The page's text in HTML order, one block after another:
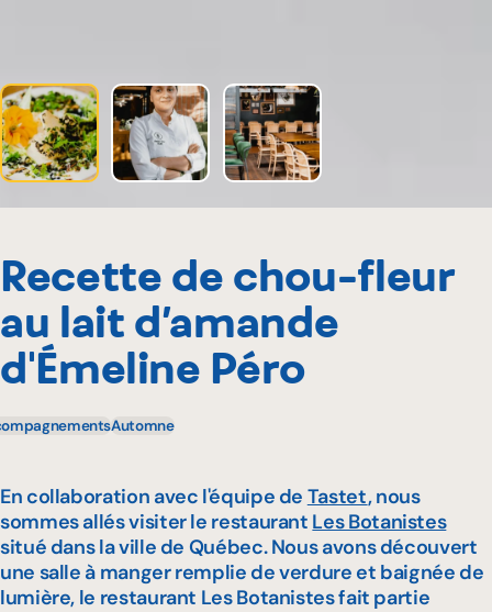
Recette de chou-fleur
au lait d’amande
d'Émeline Péro
Automne
En collaboration avec l'équipe de Tastet, nous
sommes allés visiter le restaurant Les Botanistes
situé dans la ville de Québec. Nous avons découvert
une salle à manger remplie de verdure et baignée de
lumière, le restaurant Les Botanistes fait partie